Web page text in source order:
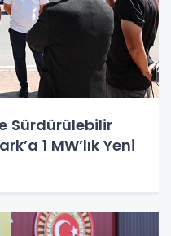
Sürdürülebilir
1 MW’lık Yeni